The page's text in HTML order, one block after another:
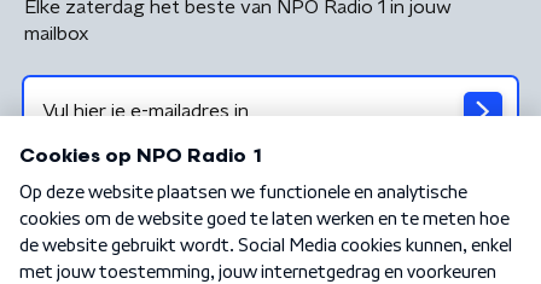
Elke zaterdag het beste van NPO Radio 1 in jouw
mailbox
Algemene voorwaarden